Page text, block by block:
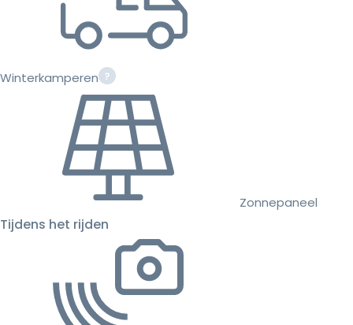
Winterkamperen
Zonnepaneel
Tijdens het rijden